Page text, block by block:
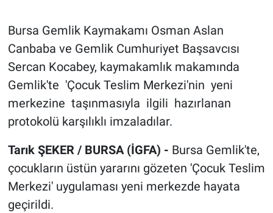
Bursa Gemlik Kaymakamı Osman Aslan
Canbaba ve Gemlik Cumhuriyet Başsavcısı
Sercan Kocabey, kaymakamlık makamında
Gemlik'te 'Çocuk Teslim Merkezi'nin yeni
merkezine taşınmasıyla ilgili hazırlanan
protokolü karşılıklı imzaladılar.
Tarık ŞEKER / BURSA (İGFA) - Bursa Gemlik'te,
çocukların üstün yararını gözeten 'Çocuk Teslim
Merkezi' uygulaması yeni merkezde hayata
geçirildi.